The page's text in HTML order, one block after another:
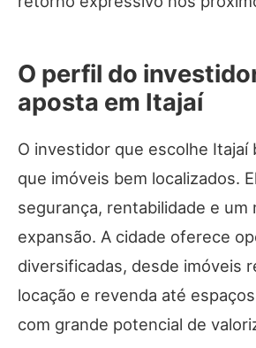
O perfil do
aposta em Itajaí
O investidor que escolhe Itajaí
que imóveis bem localizados.
segurança, rentabilidade e um
expansão. A cidade oferece
diversificadas, desde imóveis
locação e revenda até
com grande potencial de